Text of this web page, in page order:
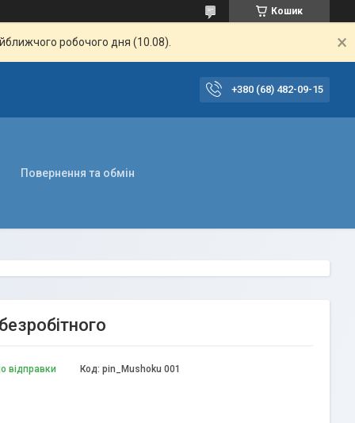
Кошик
робочого дня (10.08).
+380 (68) 482-09-15
Повернення та обмін
відправки Код: pin_Mushoku 001